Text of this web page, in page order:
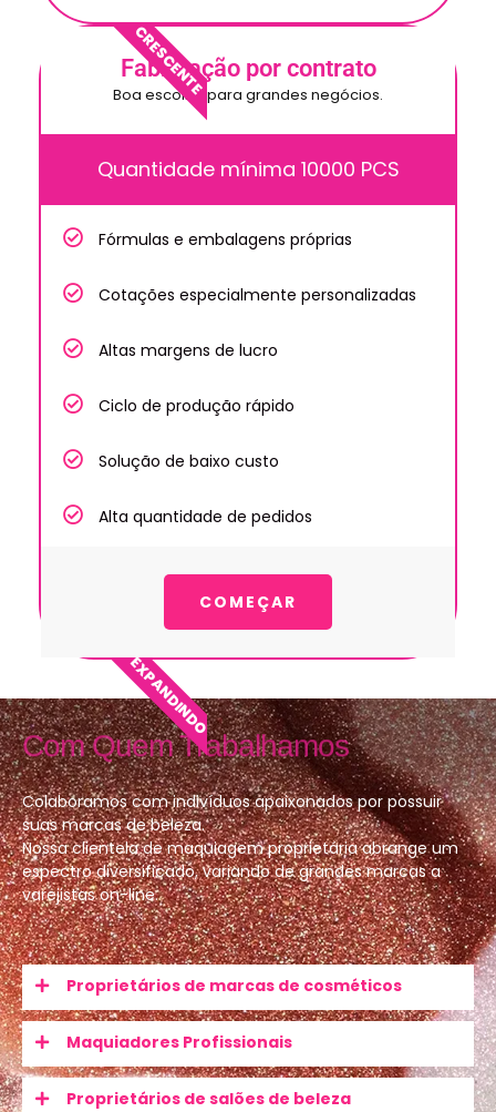
CRESCENTE
Fabricação por contrato
Boa escolha para grandes negócios.
Quantidade mínima 10000 PCS
Fórmulas e embalagens próprias
Cotações especialmente personalizadas
Altas margens de lucro
Ciclo de produção rápido
Solução de baixo custo
Alta quantidade de pedidos
COMEÇAR
EXPANDINDO
Com Quem Trabalhamos
Colaboramos com indivíduos apaixonados por possuir
suas marcas de beleza.
Nossa clientela de maquiagem proprietária abrange um
espectro diversificado, variando de grandes marcas a
varejistas on-line.
Proprietários de marcas de cosméticos
Maquiadores Profissionais
Proprietários de salões de beleza